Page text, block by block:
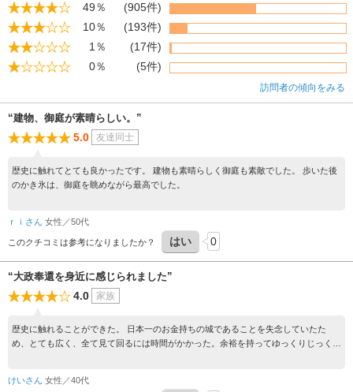
二の丸庭園は寛永3年（1626年）に後水尾天皇行幸のために作事奉行・小堀遠
州のもとで改修された。庭園の石組は3つの方向から鑑賞できるように工夫さ
れ、現存する城郭の庭園の中でも特に優れた作品の一つに数えられている。
■二の丸御殿御清所
御料理間と呼ばれていた。囲炉裏や煙出しがあり、南側には井戸がある。非公
開
■二の丸土蔵（米蔵）
二条城にある江戸時代の重要文化財建造物。城内には3棟の土蔵が残っている。
■本丸御殿御常御殿
築された重要文化財建造物。玄関、御書院、御常御殿、台所及び雁之間の4棟か
らなる本丸御殿のうち、居間であった御常御殿だけが一部二階建になってお
り、中二階があるため、三階建のように見える。
■本丸御殿台所及び雁之間
本丸御殿御常御殿と同じく、元は京都御所の北側にあった江戸時代末期の桂宮
家の御殿主要部で、明治時代に移築された重要文化財建造物。本丸内の建物群
間。
二条城にある寛永期の重要文化財建造物。寛永3年（1626）徳川家光が造営し
49％
(905件)
10％
(193件)
1％
(17件)
0％
(5件)
訪問者の傾向をみる
“建物、御庭が素晴らしい。”
5.0 友達同士
歴史に触れてとても良かったです。 建物も素晴らしく御庭も素敵でした。 歩いた後
のかき氷は、御庭を眺めながら最高でした。
ｒｉさん 女性／50代
このクチコミは参考になりましたか？ はい 0
“大政奉還を身近に感じられました”
4.0 家族
歴史に触れることができた。 日本一のお金持ちの城であることを失念していたた
め、とても広く、全て見て回るには時間がかかった。余裕を持ってゆっくりじっくり
けいさん 女性／40代